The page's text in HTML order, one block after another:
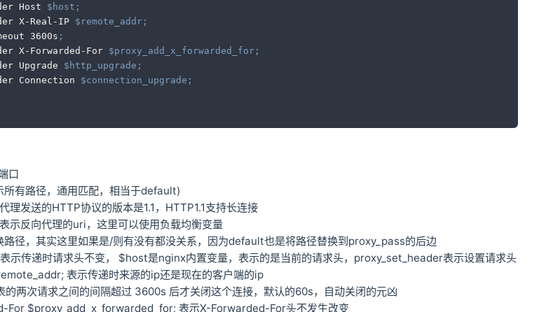
Host
$host ;
X-Real-IP
$remote_addr ;
3600s
;
X-Forwarded-For
$proxy_add_x_forwarded_for ;
Upgrade
$http_upgrade ;
Connection
$connection_upgrade ;
口
有路径，通用匹配，相当于default)
理发送的HTTP协议的版本是1.1，HTTP1.1支持长连接
反向代理的uri，这里可以使用负载均衡变量
径，其实这里如果是/则有没有都没关系，因为default也是将路径替换到proxy_pass的后边
传递时请求头不变， $host是nginx内置变量，表示的是当前的请求头，proxy_set_header表示设置请求头
表示传递时来源的ip还是现在的客户端的ip
两次请求之间的间隔超过 3600s 后才关闭这个连接，默认的60s，自动关闭的元凶
For $proxy_add_x_forwarded_for; 表示X-Forwarded-For头不发生改变